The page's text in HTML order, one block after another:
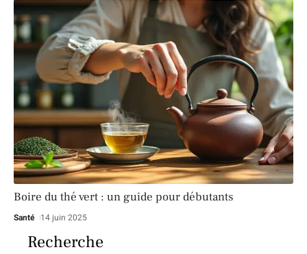
Boire du thé vert : un guide pour débutants
Santé 14 juin 2025
Recherche